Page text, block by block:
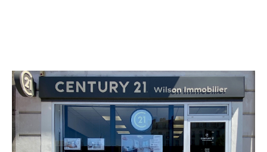
CENTURY 21 Wilson Immobilier
222 Avenue du Président Wilson
LA PLAINE ST DENIS - 93210